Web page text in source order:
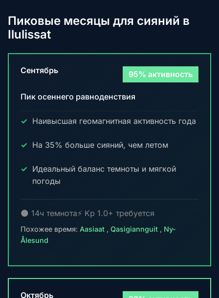
Пиковые месяцы для сияний в
Ilulissat
Сентябрь 95% активность
Пик осеннего равноденствия
Наивысшая геомагнитная активность года
На 35% больше сияний, чем летом
Идеальный баланс темноты и мягкой
погоды
🌑 14ч темнота⚡ Kp 1.0+ требуется
Похожее время: Aasiaat , Qasigiannguit , Ny-
Ålesund
Октябрь